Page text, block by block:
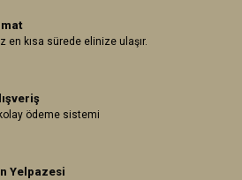
en kısa sürede elinize ulaşır.
ödeme sistemi
Yelpazesi